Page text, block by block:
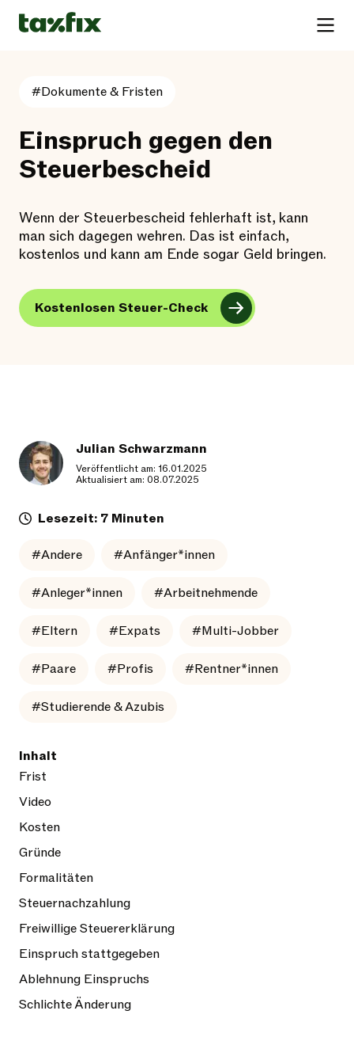
#Dokumente & Fristen
Einspruch gegen den
Steuerbescheid
Wenn der Steuerbescheid fehlerhaft ist, kann
man sich dagegen wehren. Das ist einfach,
kostenlos und kann am Ende sogar Geld bringen.
Kostenlosen Steuer-Check
Julian Schwarzmann
Veröffentlicht am: 16.01.2025
Aktualisiert am: 08.07.2025
Lesezeit: 7 Minuten
#Andere #Anfänger*innen
#Anleger*innen #Arbeitnehmende
#Eltern #Expats #Multi-Jobber
#Paare #Profis #Rentner*innen
#Studierende & Azubis
Inhalt
Frist
Video
Kosten
Gründe
Formalitäten
Steuernachzahlung
Freiwillige Steuererklärung
Einspruch stattgegeben
Ablehnung Einspruchs
Schlichte Änderung